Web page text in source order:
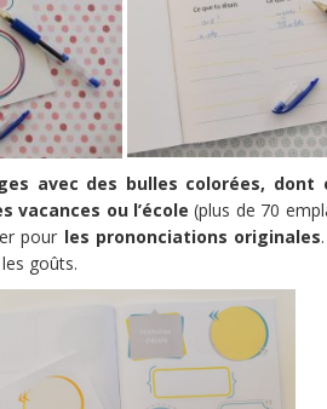
avec des bulles colorées, dont
vacances ou l’école (plus de 70
pour les prononciations originales
goûts.